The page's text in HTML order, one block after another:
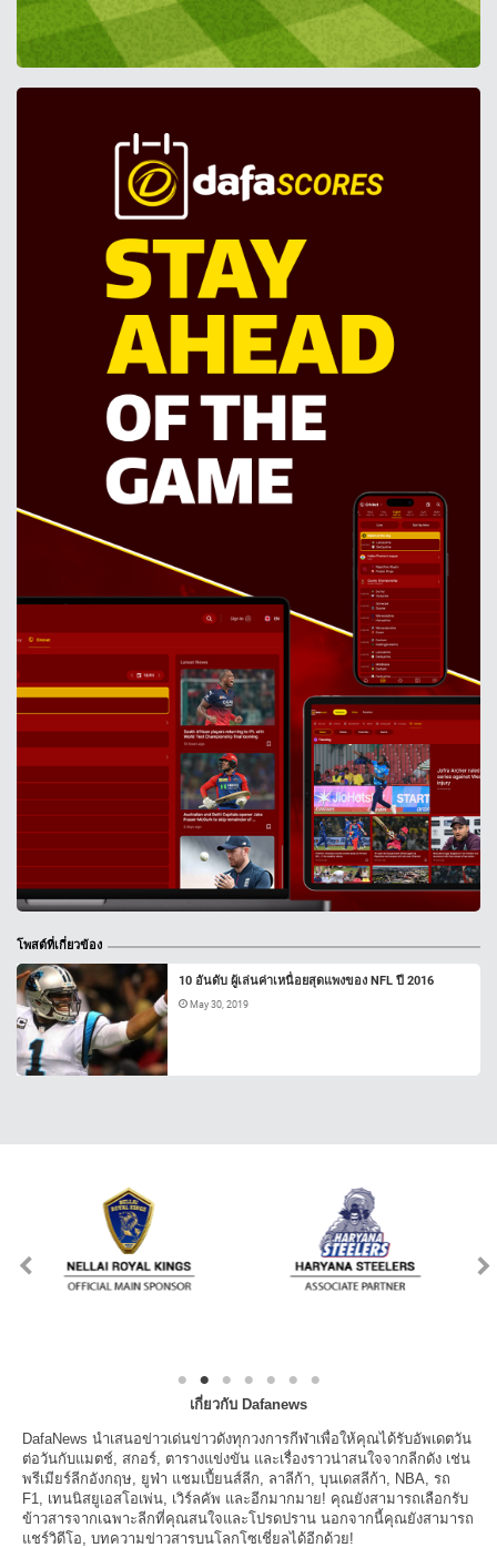
โพสต์ที่เกี่ยวข้อง
10 อันดับ ผู้เล่นค่าเหนื่อยสุดแพงของ NFL ปี 2016
May 30, 2019
เกี่ยวกับ Dafanews
DafaNews นำเสนอข่าวเด่นข่าวดังทุกวงการกีฬาเพื่อให้คุณได้รับอัพเดตวัน
ต่อวันกับแมตช์, สกอร์, ตารางแข่งขัน และเรื่องราวน่าสนใจจากลีกดัง เช่น
พรีเมียร์ลีกอังกฤษ, ยูฟ่า แชมเปี้ยนส์ลีก, ลาลีก้า, บุนเดสลีก้า, NBA, รถ
F1, เทนนิสยูเอสโอเพ่น, เวิร์ลคัพ และอีกมากมาย! คุณยังสามารถเลือกรับ
ข้าวสารจากเฉพาะลีกที่คุณสนใจและโปรดปราน นอกจากนี้คุณยังสามารถ
แชร์วิดีโอ, บทความข่าวสารบนโลกโซเชี่ยลได้อีกด้วย!